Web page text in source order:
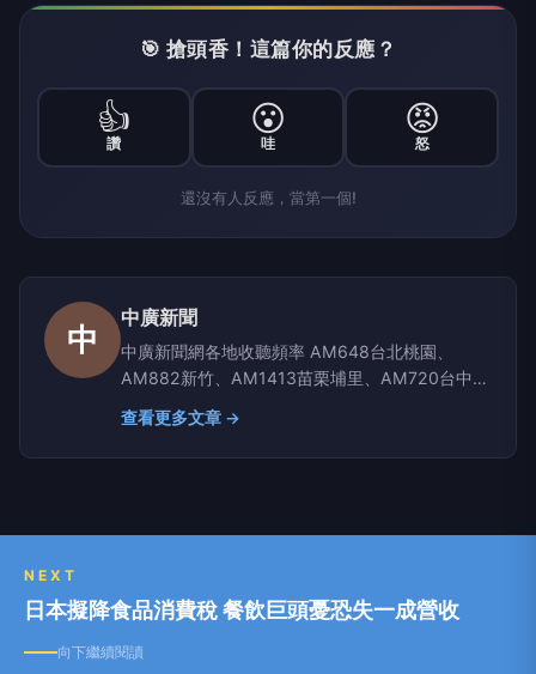
🎯 搶頭香！這篇你的反應？
👍
讚
😮
哇
😡
怒
還沒有人反應，當第一個!
中
中廣新聞
中廣新聞網各地收聽頻率 AM648台北桃園、
AM882新竹、AM1413苗栗埔里、AM720台中彰
化南投、AM1350嘉義雲林、AM1296台南、
AM864高雄屏東、AM630宜蘭、AM819台東、
AM855花蓮、AM1116玉里
查看更多文章 →
NEXT
日本擬降食品消費稅 餐飲巨頭憂恐失一成營收
向下繼續閱讀